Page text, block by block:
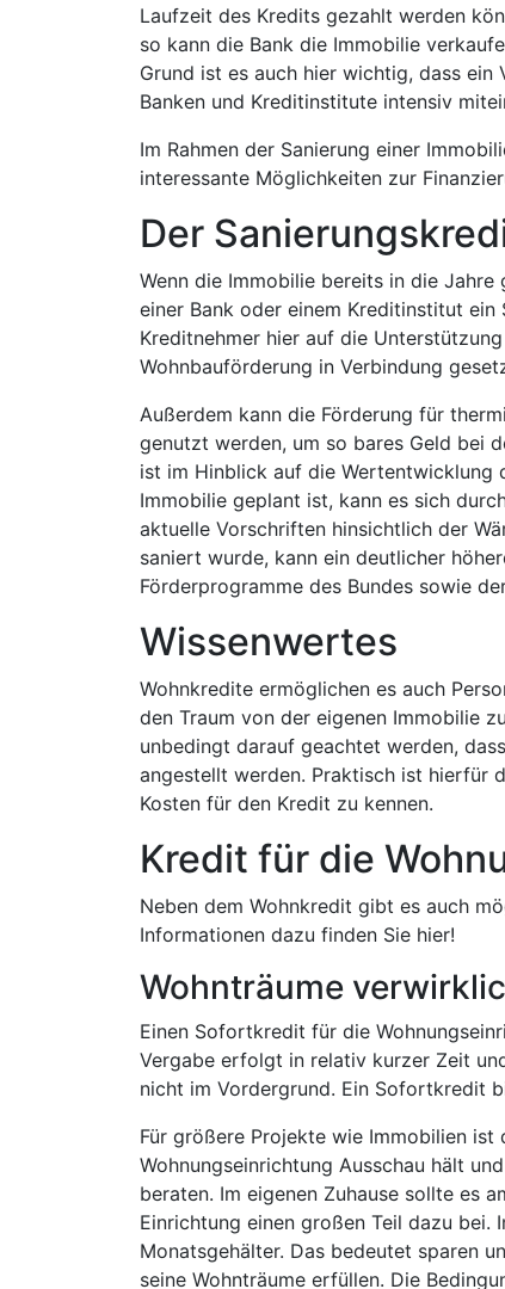
Laufzeit des Kredits gezahlt werden
so kann die Bank die Immobilie
Grund ist es auch hier wichtig, dass
Banken und Kreditinstitute intensiv
Im Rahmen der Sanierung einer
interessante Möglichkeiten zur
Der
Wenn die Immobilie bereits in die
einer Bank oder einem Kreditinstitut
Kreditnehmer hier auf die
Wohnbauförderung in Verbindung
Außerdem kann die Förderung für
genutzt werden, um so bares Geld bei
ist im Hinblick auf die Wertentwicklung
Immobilie geplant ist, kann es sich
aktuelle Vorschriften hinsichtlich der
saniert wurde, kann ein deutlicher
Förderprogramme des Bundes sowie
Wissenwertes
Wohnkredite ermöglichen es auch
den Traum von der eigenen Immobilie
unbedingt darauf geachtet werden,
angestellt werden. Praktisch ist hierfür
Kosten für den Kredit zu kennen.
Kredit für die
Neben dem Wohnkredit gibt es auch
Informationen dazu finden Sie hier!
Wohnträume
Einen Sofortkredit für die
Vergabe erfolgt in relativ kurzer Zeit
nicht im Vordergrund. Ein Sofortkredit
Für größere Projekte wie Immobilien
Wohnungseinrichtung Ausschau hält
beraten. Im eigenen Zuhause sollte es
Einrichtung einen großen Teil dazu bei.
Monatsgehälter. Das bedeutet sparen
seine Wohnträume erfüllen. Die